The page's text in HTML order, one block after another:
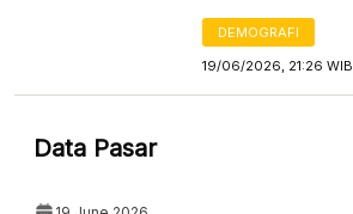
DEMOGRAFI
19/06/2026, 21:26 WIB
Data Pasar